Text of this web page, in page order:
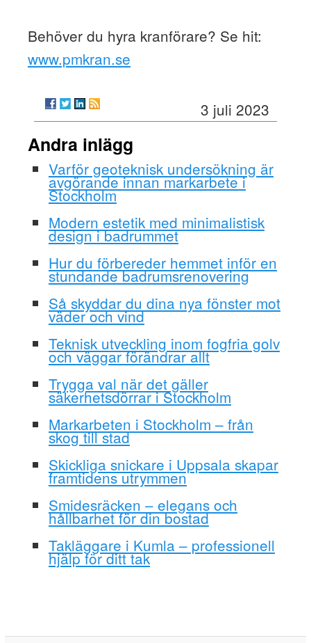
Behöver du hyra kranförare? Se hit:
www.pmkran.se
3 juli 2023
Andra inlägg
Varför geoteknisk undersökning är
avgörande innan markarbete i
Stockholm
Modern estetik med minimalistisk
design i badrummet
Hur du förbereder hemmet inför en
stundande badrumsrenovering
Så skyddar du dina nya fönster mot
väder och vind
Teknisk utveckling inom fogfria golv
och väggar förändrar allt
Trygga val när det gäller
säkerhetsdörrar i Stockholm
Markarbeten i Stockholm – från
skog till stad
Skickliga snickare i Uppsala skapar
framtidens utrymmen
Smidesräcken – elegans och
hållbarhet för din bostad
Takläggare i Kumla – professionell
hjälp för ditt tak